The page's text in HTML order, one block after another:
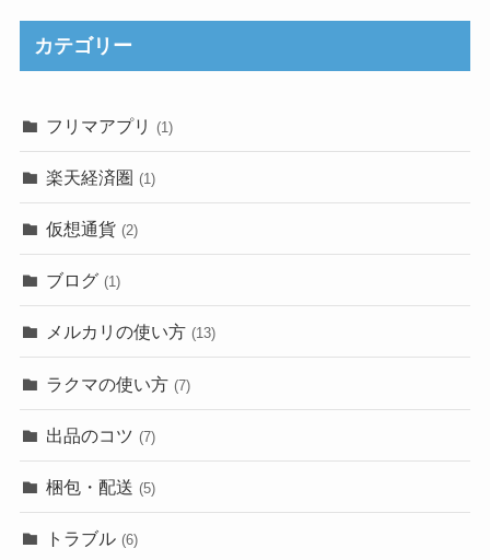
カテゴリー
フリマアプリ (1)
楽天経済圏 (1)
仮想通貨 (2)
ブログ (1)
メルカリの使い方 (13)
ラクマの使い方 (7)
出品のコツ (7)
梱包・配送 (5)
トラブル (6)